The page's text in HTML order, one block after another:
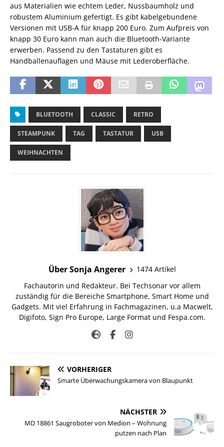
aus Materialien wie echtem Leder, Nussbaumholz und
robustem Aluminium gefertigt. Es gibt kabelgebundene
Versionen mit USB-A für knapp 200 Euro. Zum Aufpreis von
knapp 30 Euro kann man auch die Bluetooth-Variante
erwerben. Passend zu den Tastaturen gibt es
Handballenauflagen und Mäuse mit Lederoberfläche.
BLUETOOTH CLASSIC RETRO
STEAMPUNK TAG TASTATUR USB
WEIHNACHTEN
Über Sonja Angerer
1474 Artikel
Fachautorin und Redakteur. Bei Techsonar vor allem
zuständig für die Bereiche Smartphone, Smart Home und
Gadgets. Mit viel Erfahrung in Fachmagazinen, u.a Macwelt,
Digifoto, Sign Pro Europe, Large Format und Fespa.com.
VORHERIGER
Smarte Überwachungskamera von Blaupunkt
NÄCHSTER
MD 18861 Saugroboter von Medion – Wohnung
putzen nach Plan